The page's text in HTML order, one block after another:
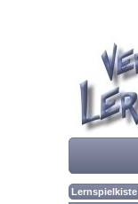
Lernspielkiste